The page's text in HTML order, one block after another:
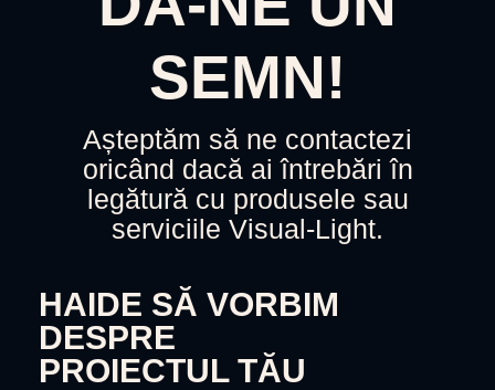
SEMN!
Așteptăm să ne contactezi
oricând dacă ai întrebări în
legătură cu produsele sau
serviciile Visual-Light.
HAIDE SĂ VORBIM
DESPRE
PROIECTUL TĂU